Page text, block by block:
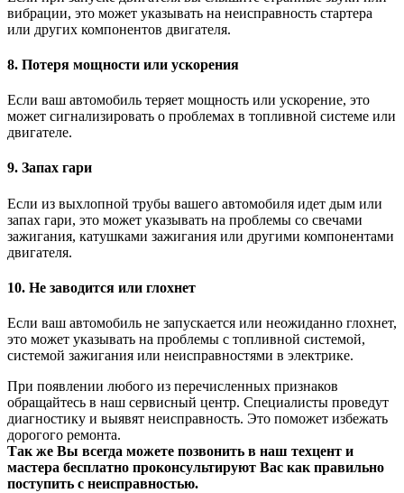
вибрации, это может указывать на неисправность стартера
или других компонентов двигателя.
8. Потеря мощности или ускорения
Если ваш автомобиль теряет мощность или ускорение, это
может сигнализировать о проблемах в топливной системе или
двигателе.
9. Запах гари
Если из выхлопной трубы вашего автомобиля идет дым или
запах гари, это может указывать на проблемы со свечами
зажигания, катушками зажигания или другими компонентами
двигателя.
10. Не заводится или глохнет
Если ваш автомобиль не запускается или неожиданно глохнет,
это может указывать на проблемы с топливной системой,
системой зажигания или неисправностями в электрике.
При появлении любого из перечисленных признаков
обращайтесь в наш сервисный центр. Специалисты проведут
диагностику и выявят неисправность. Это поможет избежать
дорогого ремонта.
Так же Вы всегда можете позвонить в наш техцент и
мастера бесплатно проконсультируют Вас как правильно
поступить с неисправностью.